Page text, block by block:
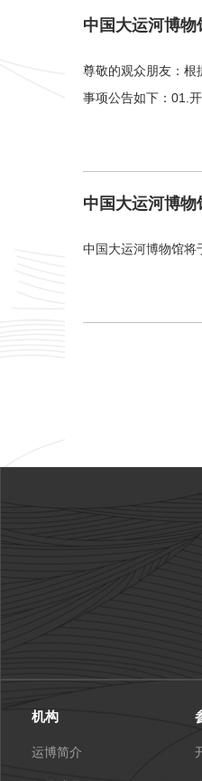
中国大运河博
尊敬的观众朋友：根
事项公告如下：01.
中国大运河博
中国大运河博物馆将
机构
运博简介